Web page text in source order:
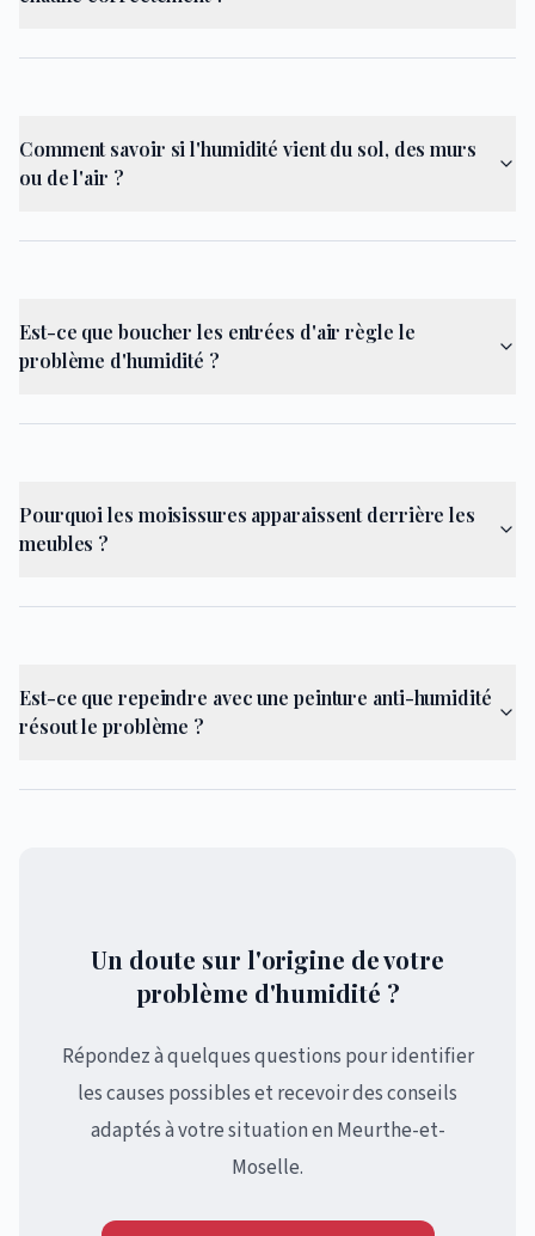
Comment savoir si l'humidité vient du sol, des murs
ou de l'air ?
Est-ce que boucher les entrées d'air règle le
problème d'humidité ?
Pourquoi les moisissures apparaissent derrière les
meubles ?
Est-ce que repeindre avec une peinture anti-humidité
résout le problème ?
Un doute sur l'origine de votre
problème d'humidité ?
Répondez à quelques questions pour identifier
les causes possibles et recevoir des conseils
adaptés à votre situation en Meurthe-et-
Moselle.